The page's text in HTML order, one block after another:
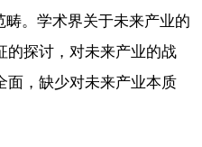
畴。学术界关于未来产业的
的探讨，对未来产业的战
面，缺少对未来产业本质